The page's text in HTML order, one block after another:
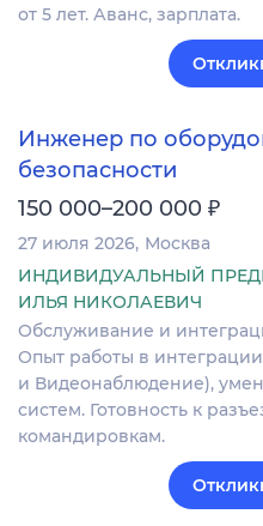
от 5 лет. Аванс, зарплата.
Инженер по
безопасности
150 000–200 000 ₽
27 июля 2026 Москва
ИНДИВИДУАЛЬНЫЙ
ИЛЬЯ НИКОЛАЕВИЧ
Обслуживание и
Опыт работы в
и Видеонаблюдение),
систем. Готовность к
командировкам.